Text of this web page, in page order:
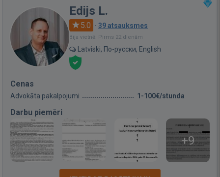
Edijs L.
5.0 · 39 atsauksmes
Bija vietnē: Pirms 22 dienām
Latviski, По-русски, English
Cenas
Advokāta pakalpojumi 1-100€/stunda
Darbu piemēri
+9